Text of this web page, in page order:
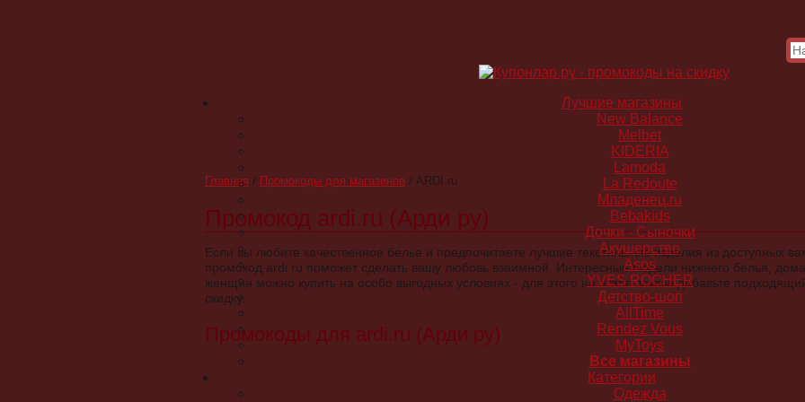
Главная / Промокоды для магазинов / ARDI.ru
Промокод ardi.ru (Арди ру)
Если вы любите качественное белье и предпочитаете лучшие текстильные изделия из доступных
промокод ardi.ru поможет сделать вашу любовь взаимной. Интересные модели нижнего белья,
женщин можно купить на особо выгодных условиях - для этого на этапе заказа добавьте
скидку.
Промокоды для ardi.ru (Арди ру)
Лучшие магазины
New Balance
Melbet
KIDERIA
Lamoda
La Redoute
Младенец.ru
Bebakids
Дочки - Сыночки
Акушерство
Asos
YVES ROCHER
Детство-шоп
AllTime
Rendez Vous
MyToys
Все магазины
Категории
Одежда